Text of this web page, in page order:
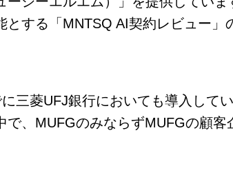
する「MNTSQ AI契約レビュー」
三菱UFJ銀行においても導入して
、MUFGのみならずMUFGの顧